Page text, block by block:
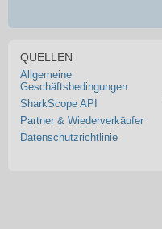
QUELLEN
Allgemeine
Geschäftsbedingungen
SharkScope API
Partner & Wiederverkäufer
Datenschutzrichtlinie